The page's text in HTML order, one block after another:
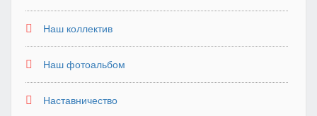
Наш коллектив
Наш фотоальбом
Наставничество